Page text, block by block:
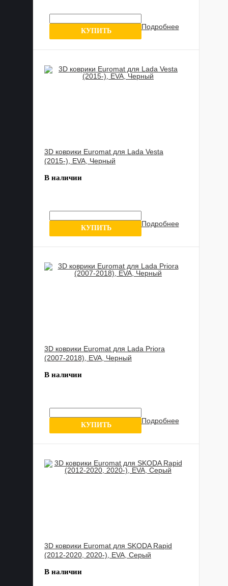
КУПИТЬ
Подробнее
3D коврики Euromat для Lada Vesta
(2015-), EVA, Черный
В наличии
КУПИТЬ
Подробнее
3D коврики Euromat для Lada Priora
(2007-2018), EVA, Черный
В наличии
КУПИТЬ
Подробнее
3D коврики Euromat для SKODA Rapid
(2012-2020, 2020-), EVA, Серый
В наличии